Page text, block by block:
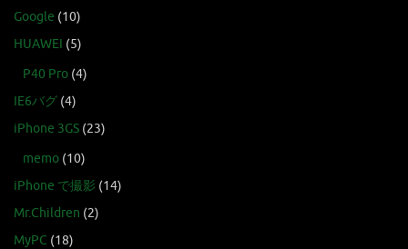
Google (10)
HUAWEI (5)
P40 Pro (4)
IE6バグ (4)
iPhone 3GS (23)
memo (10)
iPhone で撮影 (14)
Mr.Children (2)
MyPC (18)